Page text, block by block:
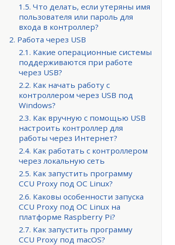
1.5. Что делать, если утеряны имя
пользователя или пароль для
входа в контроллер?
2. Работа через USB
2.1. Какие операционные системы
поддерживаются при работе
через USB?
2.2. Как начать работу с
контроллером через USB под
Windows?
2.3. Как вручную с помощью USB
настроить контроллер для
работы через Интернет?
2.4. Как работать с контроллером
через локальную сеть
2.5. Как запустить программу
CCU Proxyпод ОС Linux?
2.6. Каковы особенности запуска
CCU Proxyпод ОС Linux на
платформе Raspberry Pi?
2.7. Как запустить программу
CCU Proxyпод macOS?